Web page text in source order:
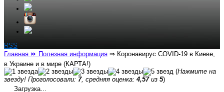
RSS
Главная ⏩ Полезная информация ⇒ Коронавирус COVID-19 в Киеве,
в Украине и в мире (КАРТА!)
(Нажмите на
звезду! Проголосовали: 7, средняя оценка: 4,57из 5)
Загрузка...